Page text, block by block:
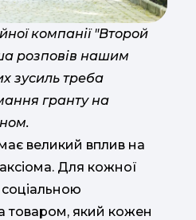
компанії "Второй
розповів нашим
зусиль треба
гранту на
великий вплив на
Для кожної
товаром, який кожен